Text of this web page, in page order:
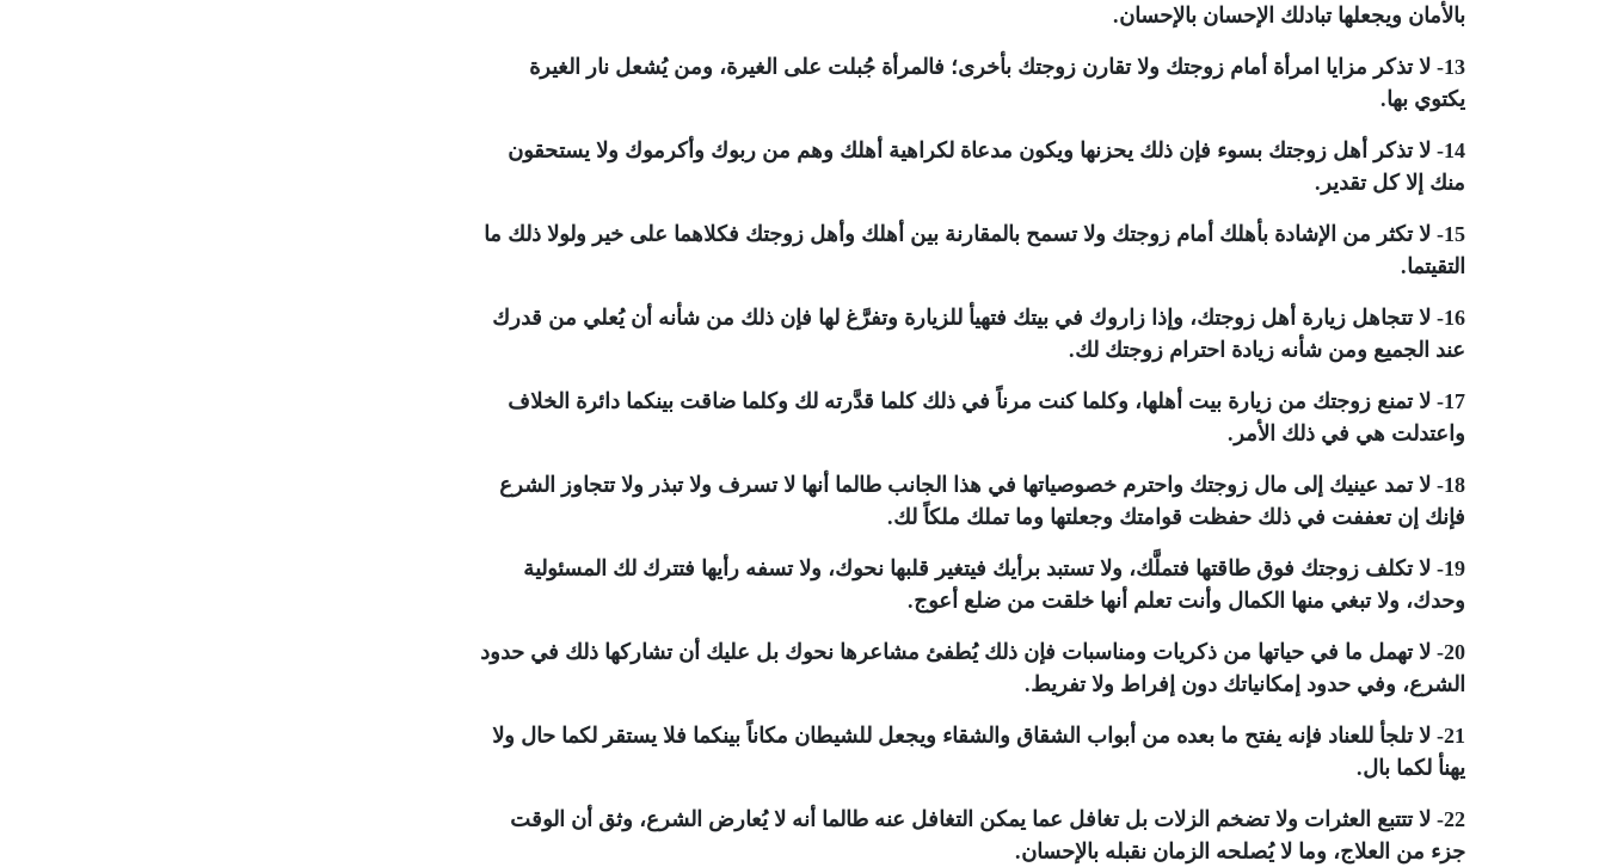
بالأمان ويجعلها تبادلك الإحسان بالإحسان.
13- لا تذكر مزايا امرأة أمام زوجتك ولا تقارن زوجتك بأخرى؛ فالمرأة جُبلت على الغيرة، ومن يُشعل نار الغيرة
يكتوي بها.
14- لا تذكر أهل زوجتك بسوء فإن ذلك يحزنها ويكون مدعاة لكراهية أهلك وهم من ربوك وأكرموك ولا يستحقون
منك إلا كل تقدير.
15- لا تكثر من الإشادة بأهلك أمام زوجتك ولا تسمح بالمقارنة بين أهلك وأهل زوجتك فكلاهما على خير ولولا ذلك ما
التقيتما.
16- لا تتجاهل زيارة أهل زوجتك، وإذا زاروك في بيتك فتهيأ للزيارة وتفرَّغ لها فإن ذلك من شأنه أن يُعلي من قدرك
عند الجميع ومن شأنه زيادة احترام زوجتك لك.
17- لا تمنع زوجتك من زيارة بيت أهلها، وكلما كنت مرناً في ذلك كلما قدَّرته لك وكلما ضاقت بينكما دائرة الخلاف
واعتدلت هي في ذلك الأمر.
18- لا تمد عينيك إلى مال زوجتك واحترم خصوصياتها في هذا الجانب طالما أنها لا تسرف ولا تبذر ولا تتجاوز الشرع
فإنك إن تعففت في ذلك حفظت قوامتك وجعلتها وما تملك ملكاً لك.
19- لا تكلف زوجتك فوق طاقتها فتملَّك، ولا تستبد برأيك فيتغير قلبها نحوك، ولا تسفه رأيها فتترك لك المسئولية
وحدك، ولا تبغي منها الكمال وأنت تعلم أنها خلقت من ضلع أعوج.
20- لا تهمل ما في حياتها من ذكريات ومناسبات فإن ذلك يُطفئ مشاعرها نحوك بل عليك أن تشاركها ذلك في حدود
الشرع، وفي حدود إمكانياتك دون إفراط ولا تفريط.
21- لا تلجأ للعناد فإنه يفتح ما بعده من أبواب الشقاق والشقاء ويجعل للشيطان مكاناً بينكما فلا يستقر لكما حال ولا
يهنأ لكما بال.
22- لا تتتبع العثرات ولا تضخم الزلات بل تغافل عما يمكن التغافل عنه طالما أنه لا يُعارض الشرع، وثق أن الوقت
جزء من العلاج، وما لا يُصلحه الزمان نقبله بالإحسان.